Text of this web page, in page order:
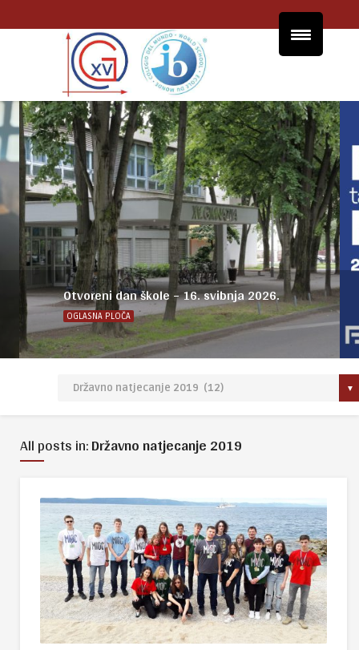
Otvoreni dan škole – 16. svibnja 2026.
OGLASNA PLOČA
All posts in:Državno natjecanje 2019